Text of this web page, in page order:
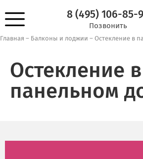
8 (495) 106-85-
Позвонить
Главная – Балконы и лоджии – Остекление в
Остекление в
панельном